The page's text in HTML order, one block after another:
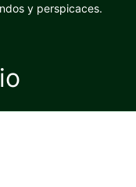
y perspicaces.